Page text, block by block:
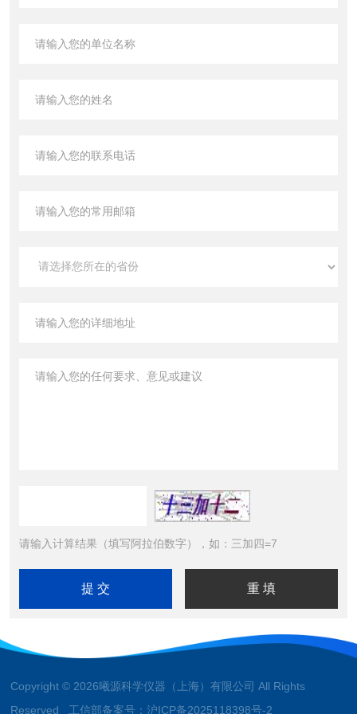
请输入计算结果（填写阿拉伯数字），如：三加四=7
Copyright © 2026曦源科学仪器（上海）有限公司 All Rights
Reserved 工信部备案号：沪ICP备2025118398号-2